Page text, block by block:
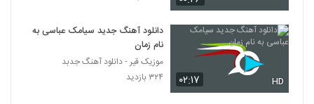
آهنگ ماه از علی مولایی(پاپ)
۰۲:۱۷ HD
دانلود آهنگ جدید سیامک عباسی به
نام زمان
موزیک قیر - دانلود آهنگ جدبد
۳۲۴ بازدید